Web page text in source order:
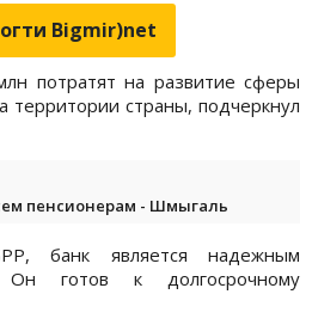
Bigmir)net
потратят на развитие сферы
территории страны, подчеркнул
пенсионерам - Шмыгаль
банк является надежным
Он готов к долгосрочному